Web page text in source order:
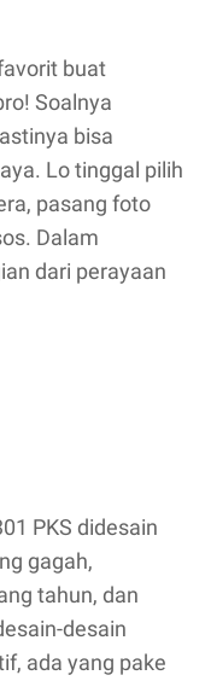
buat
Soalnya
bisa
Lo tinggal pilih
pasang foto
Dalam
dari perayaan
PKS didesain
gagah,
tahun, dan
desain
ada yang pake